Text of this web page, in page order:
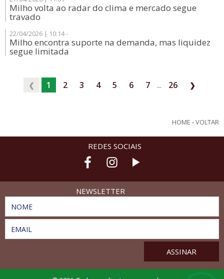
Milho volta ao radar do clima e mercado segue
travado
22/04/2026 | 10:14 -
Milho encontra suporte na demanda, mas liquidez
segue limitada
❮ 1 2 3 4 5 6 7 ... 26 ❯
HOME -VOLTAR
REDES SOCIAIS
NEWSLETTER
NOME
EMAIL